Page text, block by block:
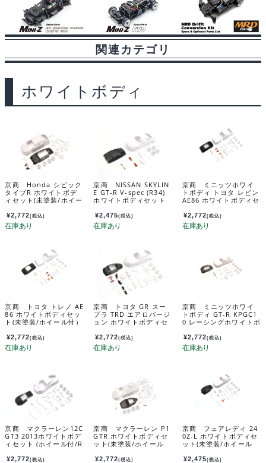
関連カテゴリ
ホワイトボディ
京商 Honda シビック
タイプR ホワイトボデ
ィセット(未塗装/ホイー
¥2,772(税込)
京商 NISSAN SKYLIN
E GT-R V-spec (R34)
ホワイトボディセット
N206
¥2,475(税込)
京商 ミニッツホワイ
トボディ トヨタ レビン
AE86 ホワイトボディセ
付） MZN224
¥2,772(税込)
京商 トヨタ トレノ AE
86 ホワイトボディセッ
ト(未塗装/ホイール付）
¥2,772(税込)
京商 トヨタ GR スー
プラ TRD エアロバージ
ョン ホワイトボディセ
ZN207
¥2,772(税込)
京商 ミニッツホワイ
トボディ GT-R KPGC1
0 レーシングホワイトボ
付） MZN222
¥2,772(税込)
京商 マクラーレン12C
GT3 2013ホワイトボデ
ィセット (ホイール付/R
¥2,772(税込)
京商 マクラーレン P1
GTR ホワイトボディセ
ット(未塗装/ホイール
¥2,772(税込)
京商 フェアレディ 24
0Z-L ホワイトボディセ
ット(未塗装/ホイール
¥2,475(税込)